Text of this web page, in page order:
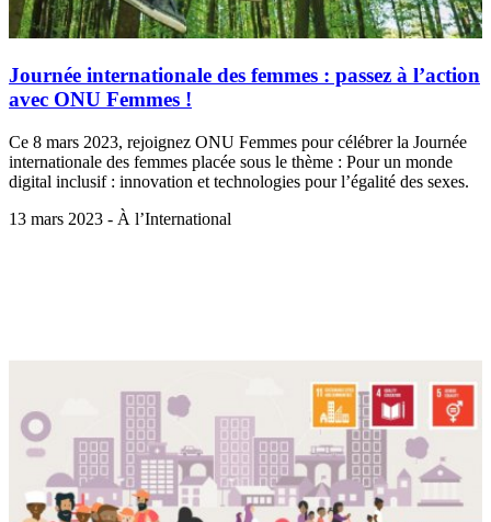
Journée internationale des femmes : passez à l’action
avec ONU Femmes !
Ce 8 mars 2023, rejoignez ONU Femmes pour célébrer la Journée
internationale des femmes placée sous le thème : Pour un monde
digital inclusif : innovation et technologies pour l’égalité des sexes.
13 mars 2023 - À l’International